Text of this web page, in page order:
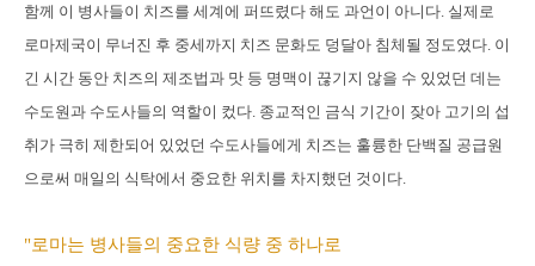
함께 이 병사들이 치즈를 세계에 퍼뜨렸다 해도 과언이 아니다. 실제로
로마제국이 무너진 후 중세까지 치즈 문화도 덩달아 침체될 정도였다. 이
긴 시간 동안 치즈의 제조법과 맛 등 명맥이 끊기지 않을 수 있었던 데는
수도원과 수도사들의 역할이 컸다. 종교적인 금식 기간이 잦아 고기의 섭
취가 극히 제한되어 있었던 수도사들에게 치즈는 훌륭한 단백질 공급원
으로써 매일의 식탁에서 중요한 위치를 차지했던 것이다.
"로마는 병사들의 중요한 식량 중 하나로